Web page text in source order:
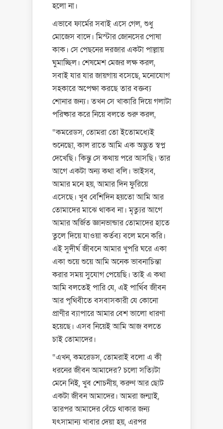
হলো না।
এভাবে ফার্মের সবাই এসে গেল, শুধু
মোজেস বাদে। মিস্টার জোনসের পোষা
কাক। সে পেছনের দরজার একটা পাল্লায়
ঘুমাচ্ছিল। শেষমেশ মেজর লক্ষ করল,
সবাই যার যার জায়গায় বসেছে, মনোযোগ
সহকারে অপেক্ষা করছে তার বক্তব্য
শোনার জন্য। তখন সে খাকারি দিয়ে গলাটা
পরিষ্কার করে নিয়ে বলতে শুরু করল,
“কমরেডস, তোমরা তো ইতোমধ্যেই
শুনেছো, কাল রাতে আমি এক অদ্ভুত স্বপ্ন
দেখেছি। কিন্তু সে কথায় পরে আসছি। তার
আগে একটা অন্য কথা বলি। ভাইসব,
আমার মনে হয়, আমার দিন ফুরিয়ে
এসেছে। খুব বেশিদিন হয়তো আমি আর
তোমাদের মাঝে থাকব না। মৃত্যুর আগে
আমার অর্জিত জ্ঞানভান্ডার তোমাদের হাতে
তুলে দিয়ে যাওয়া কর্তব্য বলে মনে করি।
এই সুদীর্ঘ জীবনে আমার খুপরি ঘরে একা
একা শুয়ে শুয়ে আমি অনেক ভাবনাচিন্তা
করার সময় সুযোগ পেয়েছি। তাই এ কথা
আমি বলতেই পারি যে, এই পার্থিব জীবন
আর পৃথিবীতে বসবাসকারী যে কোনো
প্রাণীর ব্যাপারে আমার বেশ ভালো ধারণা
হয়েছে। এসব নিয়েই আমি আজ বলতে
চাই তোমাদের।
“এখন, কমরেডস, তোমরাই বলো এ কী
ধরনের জীবন আমাদের? চলো সত্যিটা
মেনে নিই, খুব শোচনীয়, করুণ আর ছোট
একটা জীবন আমাদের। আমরা জন্মাই,
তারপর আমাদের বেঁচে থাকার জন্য
যৎসামান্য খাবার দেয়া হয়, এরপর